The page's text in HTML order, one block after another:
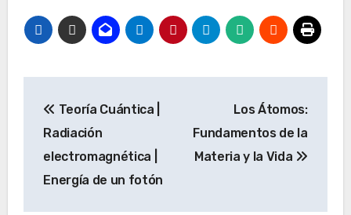
de
entradas
Teoría Cuántica |
Radiación
electromagnética |
Energía de un fotón
Los Átomos:
Fundamentos de la
Materia y la Vida